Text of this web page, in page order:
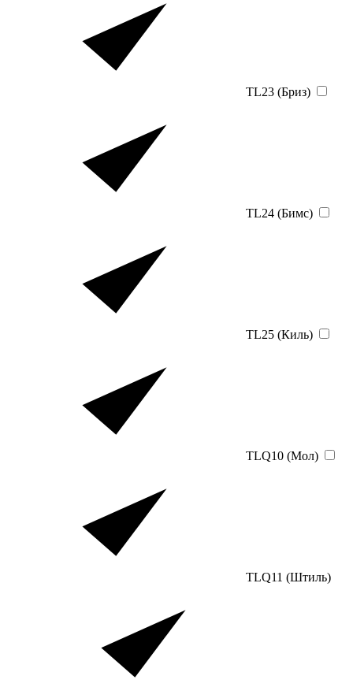
TL23 (Бриз)
TL24 (Бимс)
TL25 (Киль)
TLQ10 (Мол)
TLQ11 (Штиль)